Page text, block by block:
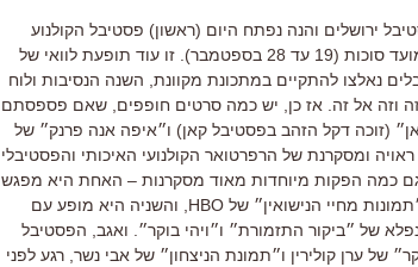
ירושלים והנה נפתח היום (ראשון) פסטיבל הקולנוע
סוכות (19 עד 28 בספטמבר). זו עוד תופעת לוואי של
נאלצו להתקיים במתכונת מקוונת השנה הנסיבות ולוח
וזה אל זה
אז כן יש כמה סרטים חופפים שאם פספסתם
(זוכה דקל הזהב בפסטיבל קאן) ו״איפה אנה פרנק״ של
ומסקרנת של הרפרטואר הקולנועי האיכותי והפסטיבלי
כמה הפקות מיוחדות מאוד מסקרנות – האחת היא מפגש
מחיי הנישואין״ של HBO,
והשניה היא מופע עם
של ״ביקור התזמורת״ ו״ויהי בוקר״ ואגב הפסטיבל
של ערן קולירין ו״תמונת הניצחון״ של אבי נשר רגע לפני